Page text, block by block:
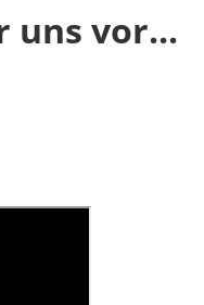
uns vor...